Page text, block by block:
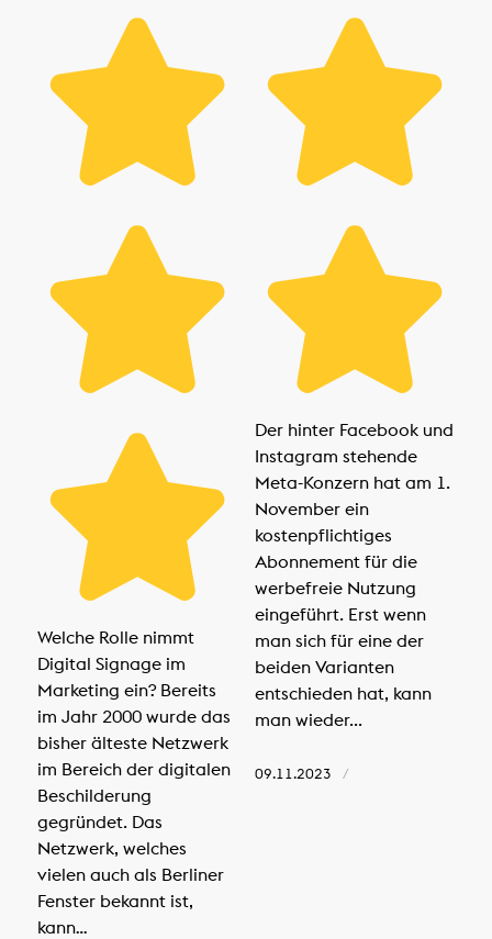
Welche Rolle nimmt
Digital Signage im
Marketing ein? Bereits
im Jahr 2000 wurde das
bisher älteste Netzwerk
im Bereich der digitalen
Beschilderung
gegründet. Das
Netzwerk, welches
vielen auch als Berliner
Fenster bekannt ist,
kann…
Der hinter Facebook und
Instagram stehende
Meta-Konzern hat am 1.
November ein
kostenpflichtiges
Abonnement für die
werbefreie Nutzung
eingeführt. Erst wenn
man sich für eine der
beiden Varianten
entschieden hat, kann
man wieder...
09.11.2023 /